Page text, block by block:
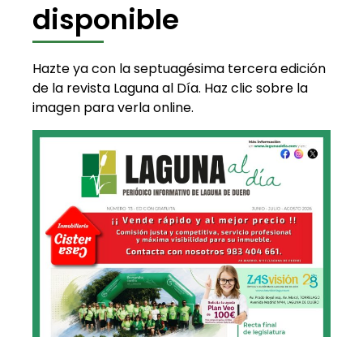
disponible
Hazte ya con la septuagésima tercera edición
de la revista Laguna al Día. Haz clic sobre la
imagen para verla online.